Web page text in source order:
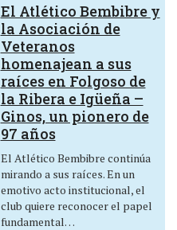
El Atlético Bembibre y
la Asociación de
Veteranos
homenajean a sus
raíces en Folgoso de
la Ribera e Igüeña –
Ginos, un pionero de
97 años
El Atlético Bembibre continúa
mirando a sus raíces. En un
emotivo acto institucional, el
club quiere reconocer el papel
fundamental…